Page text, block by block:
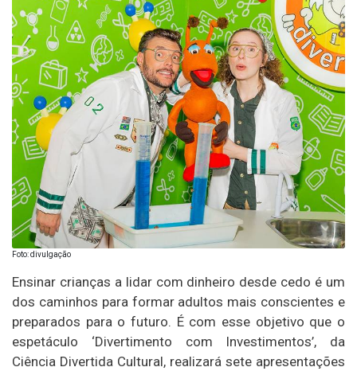
Foto: divulgação
Ensinar crianças a lidar com dinheiro desde cedo é um
dos caminhos para formar adultos mais conscientes e
preparados para o futuro. É com esse objetivo que o
espetáculo ‘Divertimento com Investimentos’, da
Ciência Divertida Cultural, realizará sete apresentações